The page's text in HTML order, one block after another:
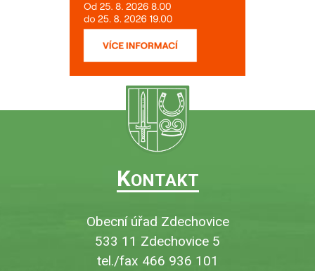
KONTAKT
Obecní úřad Zdechovice
533 11 Zdechovice 5
tel./fax 466 936 101